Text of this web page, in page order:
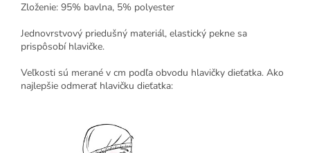
Zloženie: 95% bavlna, 5% polyester
Jednovrstvový priedušný materiál, elastický pekne sa
prispôsobí hlavičke.
Veľkosti sú merané v cm podľa obvodu hlavičky dieťatka. Ako
najlepšie odmerať hlavičku dieťatka: